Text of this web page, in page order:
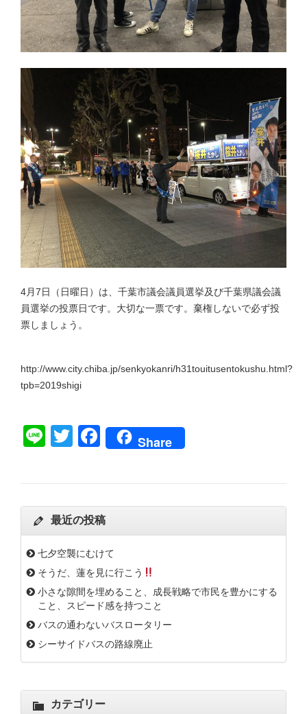
4月7日（日曜日）は、千葉市議会議員選挙及び千葉県議会議
員選挙の投票日です。大切な一票です。棄権しないで必ず投
票しましょう。
http://www.city.chiba.jp/senkyokanri/h31touitusentokushu.html?
tpb=2019shigi
LineTwitterFacebook
Share
最近の投稿
七夕空襲にむけて
そうだ、蓮を見に行こう
小さな隙間を埋めること、成長戦略で市民を豊かにする
こと、スピード感を持つこと
バスの通わないバスロータリー
シーサイドバスの路線廃止
カテゴリー